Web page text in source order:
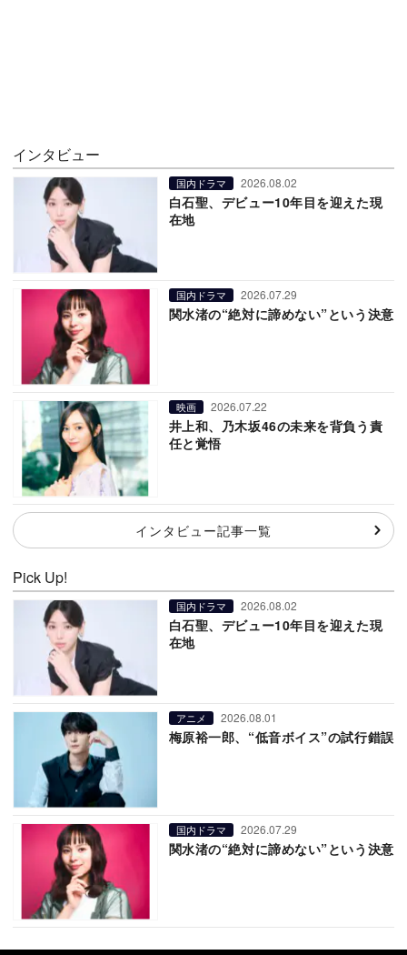
インタビュー
国内ドラマ 2026.08.02
白石聖、デビュー10年目を迎えた現
在地
国内ドラマ 2026.07.29
関水渚の“絶対に諦めない”という決意
映画 2026.07.22
井上和、乃木坂46の未来を背負う責
任と覚悟
インタビュー記事一覧
Pick Up!
国内ドラマ 2026.08.02
白石聖、デビュー10年目を迎えた現
在地
アニメ 2026.08.01
梅原裕一郎、“低音ボイス”の試行錯誤
国内ドラマ 2026.07.29
関水渚の“絶対に諦めない”という決意